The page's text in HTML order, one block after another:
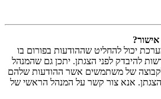
אישור?
יכול להחליט שההודעות בפורום בו
להיבדק לפני הצגתן. יתכן גם שהמנהל
של משתמשים אשר ההודעות שלהם
אנא צור קשר על המנהל הראשי של